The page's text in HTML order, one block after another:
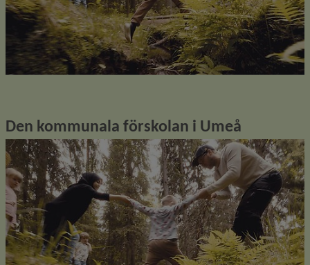
Den kommunala förskolan i Umeå